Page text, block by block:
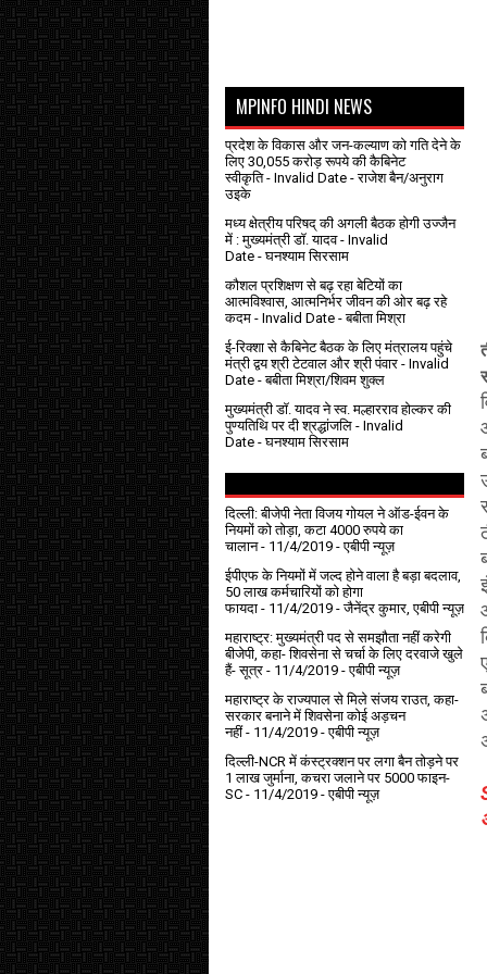
MPINFO HINDI NEWS
प्रदेश के विकास और जन-कल्याण को गति देने के
लिए 30,055 करोड़ रूपये की कैबिनेट
स्वीकृति- Invalid Date - राजेश बैन/अनुराग
उइके
मध्य क्षेत्रीय परिषद् की अगली बैठक होगी उज्जैन
में : मुख्यमंत्री डॉ. यादव- Invalid
Date - घनश्याम सिरसाम
कौशल प्रशिक्षण से बढ़ रहा बेटियों का
आत्मविश्वास, आत्मनिर्भर जीवन की ओर बढ़ रहे
कदम - Invalid Date - बबीता मिश्रा
ई-रिक्शा से कैबिनेट बैठक के लिए मंत्रालय पहुंचे
मंत्री द्वय श्री टेटवाल और श्री पंवार - Invalid
Date - बबीता मिश्रा/शिवम शुक्ल
मुख्यमंत्री डॉ. यादव ने स्व. मल्हारराव होल्कर की
पुण्यतिथि पर दी श्रद्धांजलि - Invalid
Date - घनश्याम सिरसाम
दिल्ली: बीजेपी नेता विजय गोयल ने ऑड-ईवन के
नियमों को तोड़ा, कटा 4000 रुपये का
चालान- 11/4/2019 - एबीपी न्यूज़
ईपीएफ के नियमों में जल्द होने वाला है बड़ा बदलाव,
50 लाख कर्मचारियों को होगा
फायदा - 11/4/2019 - जैनेंद्र कुमार, एबीपी न्यूज़
महाराष्ट्र: मुख्यमंत्री पद से समझौता नहीं करेगी
बीजेपी, कहा- शिवसेना से चर्चा के लिए दरवाजे खुले
हैं- सूत्र - 11/4/2019 - एबीपी न्यूज़
महाराष्ट्र के राज्यपाल से मिले संजय राउत, कहा-
सरकार बनाने में शिवसेना कोई अड़चन
नहीं- 11/4/2019 - एबीपी न्यूज़
दिल्ली-NCR में कंस्ट्रक्शन पर लगा बैन तोड़ने पर
1 लाख जुर्माना, कचरा जलाने पर ₹5000 फाइन-
SC - 11/4/2019 - एबीपी न्यूज़